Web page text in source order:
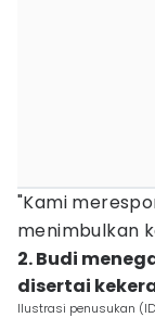
"Kami
menimbulkan
2. Budi
disertai
Ilustrasi penusukan